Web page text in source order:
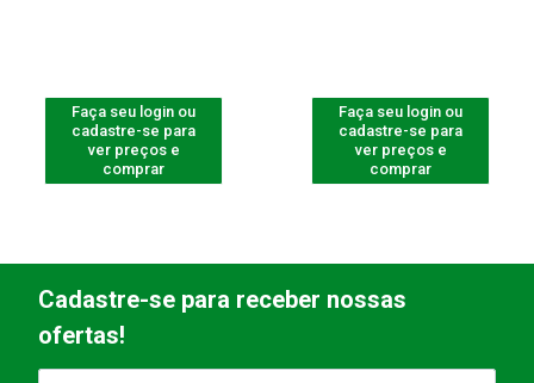
Faça seu login ou
cadastre-se para
ver preços e
comprar
Faça seu login ou
cadastre-se para
ver preços e
comprar
Cadastre-se para receber nossas
ofertas!